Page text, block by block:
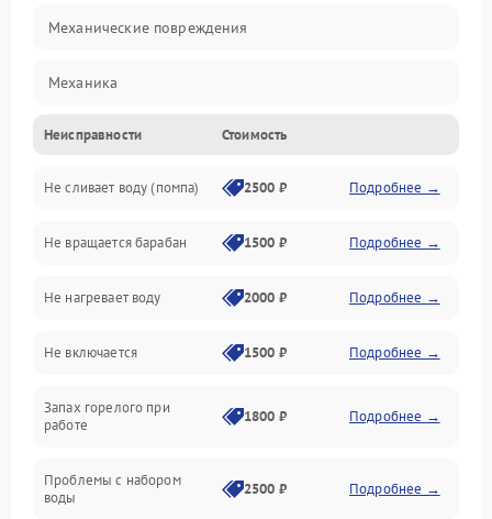
Механические повреждения
Механика
Электропитание
Водоснабжение
Слив
Программное обеспечение
Неисправности Стоимость
Не сливает воду (помпа) 2500 ₽ Подробнее →
Не вращается барабан 1500 ₽ Подробнее →
Не нагревает воду 2000 ₽ Подробнее →
Не включается 1500 ₽ Подробнее →
Запах горелого при
работе
1800 ₽ Подробнее →
Проблемы с набором
воды
2500 ₽ Подробнее →